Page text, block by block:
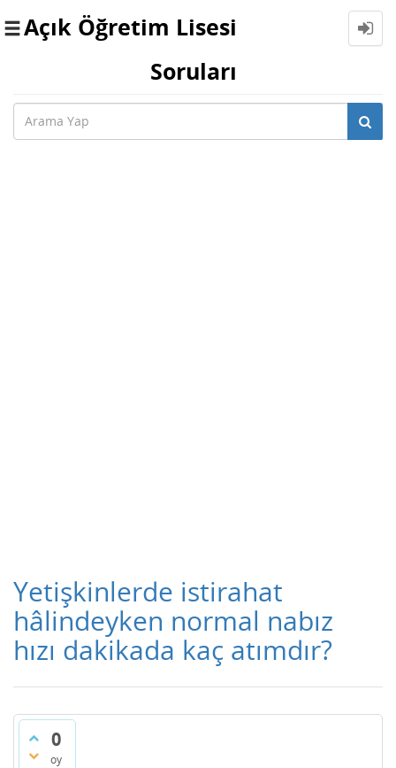
Toggle
Açık Öğretim Lisesi
Soruları
Yetişkinlerde istirahat
hâlindeyken normal nabız
hızı dakikada kaç atımdır?
0
oy